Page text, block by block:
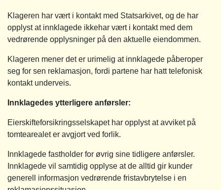
Klageren har vært i kontakt med Statsarkivet, og de har
opplyst at innklagede ikkehar vært i kontakt med dem
vedrørende opplysninger på den aktuelle eiendommen.
Klageren mener det er urimelig at innklagede påberoper
seg for sen reklamasjon, fordi partene har hatt telefonisk
kontakt underveis.
Innklagedes ytterligere anførsler:
Eierskifteforsikringsselskapet har opplyst at avviket på
tomtearealet er avgjort ved forlik.
Innklagede fastholder for øvrig sine tidligere anførsler.
Innklagede vil samtidig opplyse at de alltid gir kunder
generell informasjon vedrørende fristavbrytelse i en